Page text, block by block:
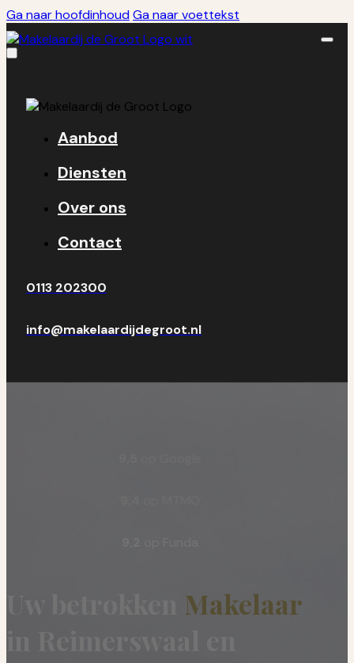
Ga naar hoofdinhoudGa naar voettekst
Aanbod
Diensten
Over ons
Contact
0113 202300
info@makelaardijdegroot.nl
Makelaar